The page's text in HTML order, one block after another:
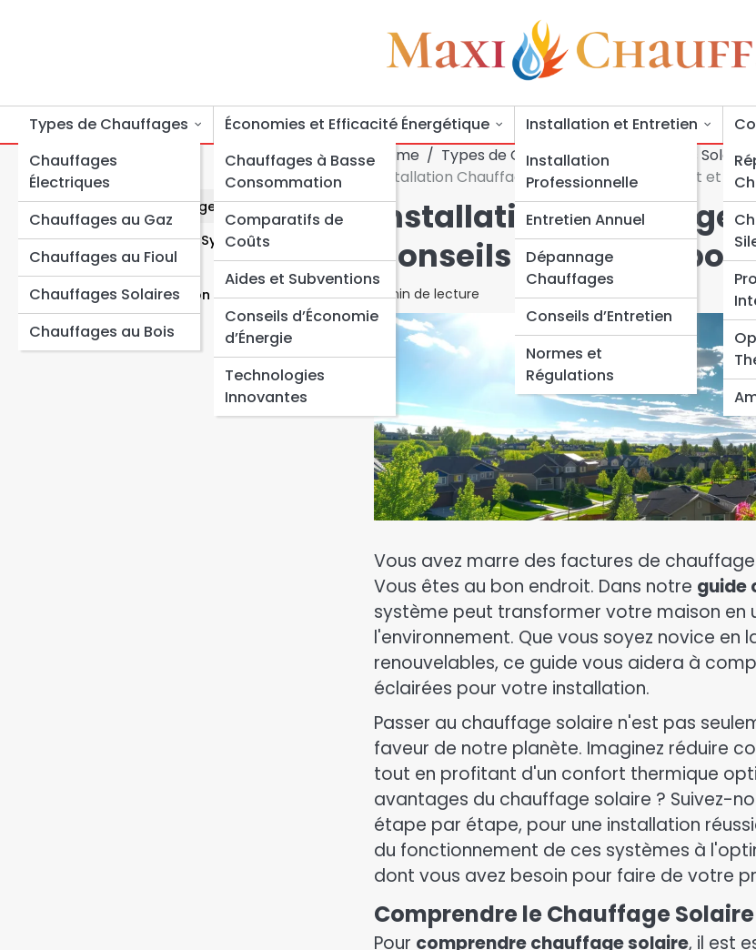
Types de Chauffages
Chauffages
Électriques
Chauffages au Gaz
Chauffages au Fioul
Chauffages Solaires
Chauffages au Bois
Économies et Efficacité Énergétique
Chauffages à Basse
Consommation
Comparatifs de
Coûts
Aides et Subventions
Conseils d’Économie
d’Énergie
Technologies
Innovantes
Installation et Entretien
Installation
Professionnelle
Entretien Annuel
Dépannage
Chauffages
Conseils d’Entretien
Normes et
Régulations
Home Types de Chauffages
Chauffages
Installation Chauffage Solaire : Guide Complet et
Installation Chauffage
Conseils Essentiels
8 min de lecture
Vous avez marre des factures de
Vous êtes au bon endroit. Dans notre guide
système peut transformer votre maison
l'environnement. Que vous soyez novice
renouvelables, ce guide vous aidera à
éclairées pour votre installation.
Passer au chauffage solaire n'est pas
faveur de notre planète. Imaginez réduire
tout en profitant d'un confort thermique
avantages du chauffage solaire ? Suivez-
étape par étape, pour une installation
du fonctionnement de ces systèmes à
dont vous avez besoin pour faire de votre
Comprendre le Chauffage Solaire
Pour comprendre chauffage solaire, il est
Sommaire
Comprendre le Chauffage Solaire
Étapes pour Installer un Système de Chauffage
Solaire
Entretien et Optimisation du Chauffage Solaire